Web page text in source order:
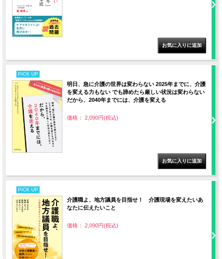
PICK UP
明日、急に介護の世界は変わらない 2025年までに、介護
を変える力もない でも諦めたら厳しい状況は変わらない
だから、2040年までには、介護を変える
価格： 2,090円(税込)
PICK UP
介護職よ、地方議員を目指せ！ 介護現場を変えたいあ
なたに伝えたいこと
価格： 2,090円(税込)